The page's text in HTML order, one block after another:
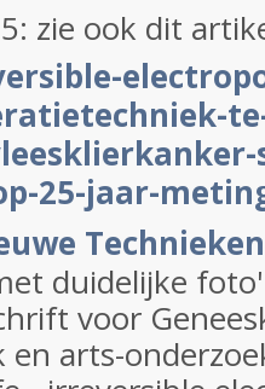
zie ook dit
25-jaar-
Technieken
duidelijke
voor
arts-